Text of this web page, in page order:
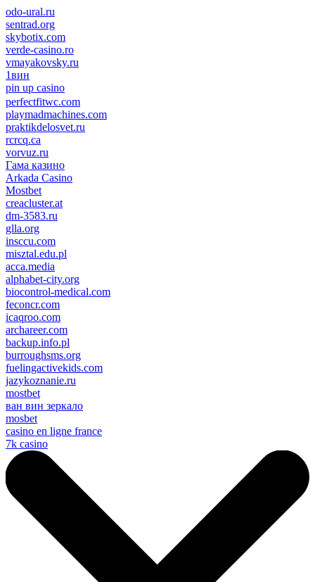
odo-ural.ru
sentrad.org
skybotix.com
verde-casino.ro
vmayakovsky.ru
1вин
pin up casino
пин ап
1win
perfectfitwc.com
playmadmachines.com
praktikdelosvet.ru
rcrcq.ca
vorvuz.ru
Гама казино
Arkada Casino
Mostbet
creacluster.at
dm-3583.ru
glla.org
insccu.com
misztal.edu.pl
acca.media
alphabet-city.org
biocontrol-medical.com
feconcr.com
icaqroo.com
archareer.com
backup.info.pl
burroughsms.org
fuelingactivekids.com
jazykoznanie.ru
mostbet
ван вин зеркало
mosbet
casino en ligne france
7k casino